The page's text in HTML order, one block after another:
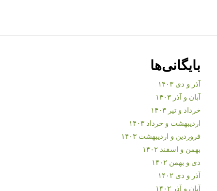
بایگانی‌ها
آذر و دی ۱۴۰۳
آبان و آذر ۱۴۰۳
خرداد و تیر ۱۴۰۳
اردیبهشت و خرداد ۱۴۰۳
فروردین و اردیبهشت ۱۴۰۳
بهمن و اسفند ۱۴۰۲
دی و بهمن ۱۴۰۲
آذر و دی ۱۴۰۲
آبان و آذر ۱۴۰۲